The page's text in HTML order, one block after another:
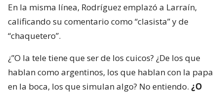
En la misma línea, Rodríguez emplazó a Larraín,
calificando su comentario como “clasista” y de
“chaquetero”.
¿”O la tele tiene que ser de los cuicos? ¿De los que
hablan como argentinos, los que hablan con la papa
en la boca, los que simulan algo? No entiendo. ¿O